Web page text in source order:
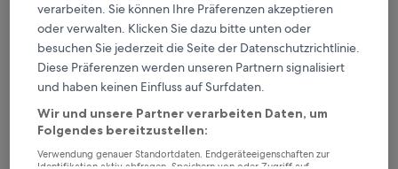
Mehr sparen mit Preisen für Mitglieder
Überprüfe die Preise für diese Daten
6. Aug. - 7. Aug.
7. Aug. - 8. Aug.
verarbeiten. Sie können Ihre Präferenzen akzeptieren
oder verwalten. Klicken Sie dazu bitte unten oder
besuchen Sie jederzeit die Seite der Datenschutzrichtlinie.
Diese Präferenzen werden unseren Partnern signalisiert
und haben keinen Einfluss auf Surfdaten.
Wir und unsere Partner verarbeiten Daten, um
Folgendes bereitzustellen:
Verwendung genauer Standortdaten. Endgeräteeigenschaften zur